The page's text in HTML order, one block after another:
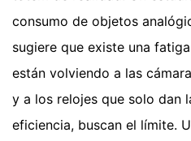
consumo de objetos
sugiere que existe una
están volviendo a las
y a los relojes que solo dan
eficiencia, buscan el límite.